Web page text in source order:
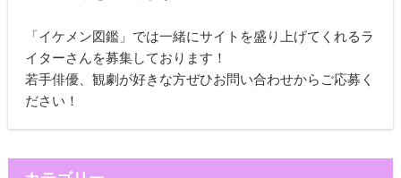
「イケメン図鑑」では一緒にサイトを盛り上げてくれるラ
イターさんを募集しております！
若手俳優、観劇が好きな方ぜひお問い合わせからご応募く
ださい！